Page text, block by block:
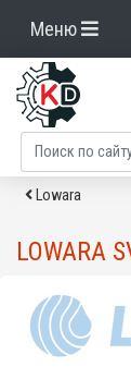
Меню
Lowara
LOWARA